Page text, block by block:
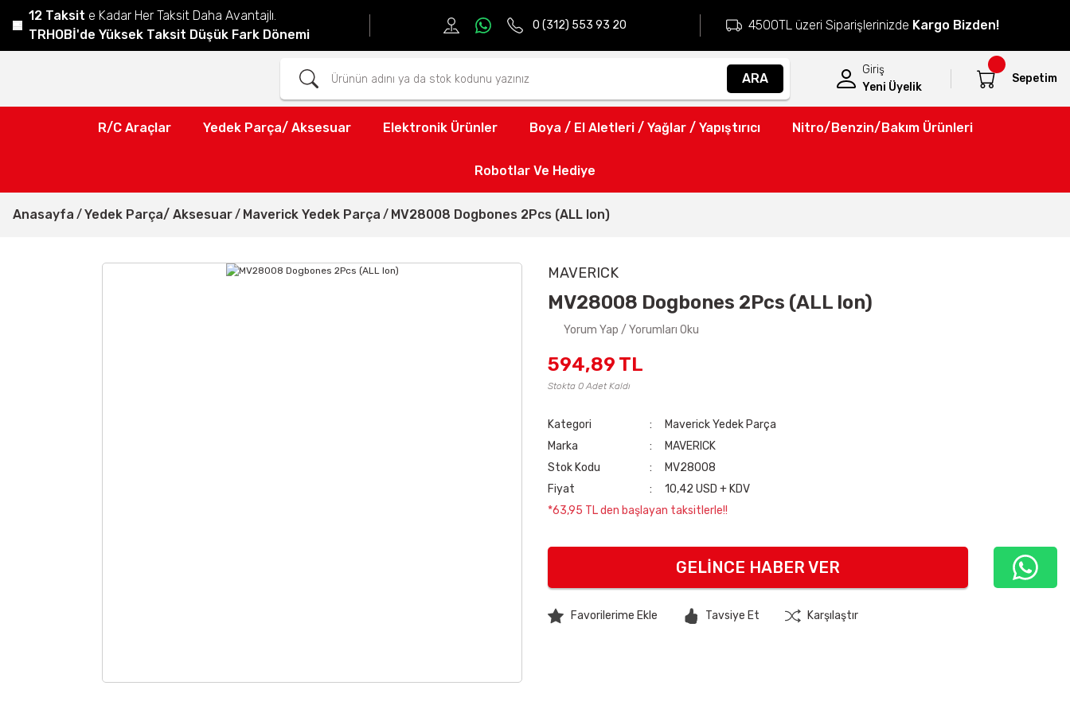
12 Taksit e Kadar Her Taksit Daha Avantajlı.
TRHOBİ'de Yüksek Taksit Düşük Fark Dönemi
0 (312) 553 93 20 4500TL üzeri Siparişlerinizde Kargo Bizden!
ARA
Giriş
Yeni Üyelik
Sepetim
R/C Araçlar Yedek Parça/ Aksesuar Elektronik Ürünler Boya / El Aletleri / Yağlar / Yapıştırıcı Nitro/Benzin/Bakım Ürünleri
Robotlar Ve Hediye
Anasayfa Yedek Parça/ Aksesuar Maverick Yedek Parça MV28008 Dogbones 2Pcs (ALL Ion)
MAVERICK
MV28008 Dogbones 2Pcs (ALL Ion)
Yorum Yap / Yorumları Oku
594,89 TL
Stokta 0 Adet Kaldı
Kategori
Maverick Yedek Parça
Marka
MAVERICK
Stok Kodu
MV28008
Fiyat
10,42 USD + KDV
*63,95 TL den başlayan taksitlerle!!
GELINCE HABER VER
Tavsiye Et Karşılaştır